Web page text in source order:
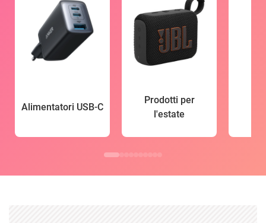
Alimentatori USB-C
Prodotti per
l'estate